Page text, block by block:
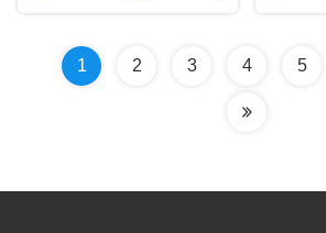
1 2 3 4 5